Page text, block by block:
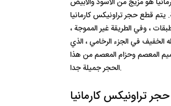
يتم قطع حجر تراونیکس کارمانیا
، وفي الطريقة غير المموجة ،
الخفيف في الجزء الرخامي ، الذي
المعصم وحزام المعصم من هذا
الحجر جميلة جدا.
تراونیکس کارمانیا